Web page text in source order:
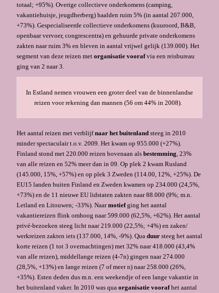
totaal; +95%). Overige collectieve onderkomens (camping,
vakantiehuisje, jeugdherberg) haalden ruim 5% (in aantal 207.000,
+73%). Gespecialiseerde collectieve onderkomens (kuuroord, B&B,
openbaar vervoer, congrescentra) en gehuurde private onderkomens
zakten naar ruim 3% en bleven in aantal vrijwel gelijk (139.000). Het
segment van deze reizen met organisatie voorafvia een reisbureau
ging van 2 naar 3.
In Estland nemen vrouwen een groter deel van de binnenlandse
reizen voor rekening dan mannen (56 om 44% in 2008).
Het aantal reizen met verblijfnaar het buitenlandsteeg in 2010
minder spectaculair t.o.v. 2009. Het kwam op 955.000 (+27%).
Finland stond met 220.000 reizen bovenaan als bestemming , 23%
van alle reizen en 52% meer dan in 09. Op plek 2 kwam Rusland
(145.000, 15%, +57%) en op plek 3 Zweden (114.00, 12%, +25%). De
EU15 landen buiten Finland en Zweden kwamen op 234.000 (24,5%,
+73%) en de 11 nieuwe EU lidstaten zakten naar 88.000 (9%; m.n.
Letland en Litouwen; -33%). Naarmotiefging het aantal
vakantiereizen flink omhoog naar 599.000 (62,5%, +62%). Het aantal
privé-bezoeken steeg licht naar 219.000 (22,5%; +4%) en zaken/
werkreizen zakten iets (137.000, 14%, -9%). Qua duursteeg het aantal
korte reizen (1 tot 3 overnachtingen) met 32% naar 418.000 (43,4%
van alle reizen), middellange reizen (4-7n) gingen naar 274.000
(28,5%, +13%) en lange reizen (7 of meer n) naar 258.000 (26%,
+35%). Esten deden dus m.n. een weekendje of een lange vakantie in
het buitenland vaker. In 2010 was qua organisatie voorafhet aantal